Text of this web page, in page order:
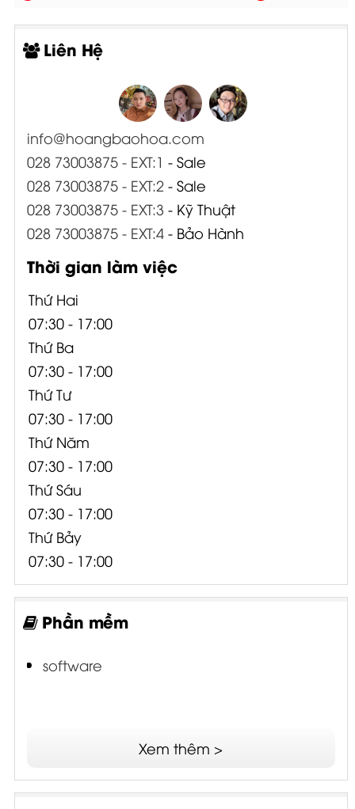
Liên Hệ
info@hoangbaohoa.com
028 73003875 - EXT:1 - Sale
028 73003875 - EXT:2- Sale
028 73003875 - EXT:3 - Kỹ Thuật
028 73003875 - EXT:4- Bảo Hành
Thời gian làm việc
Thứ Hai
07:30 - 17:00
Thứ Ba
07:30 - 17:00
Thứ Tư
07:30 - 17:00
Thứ Năm
07:30 - 17:00
Thứ Sáu
07:30 - 17:00
Thứ Bảy
07:30 - 17:00
Phần mềm
software
Xem thêm >